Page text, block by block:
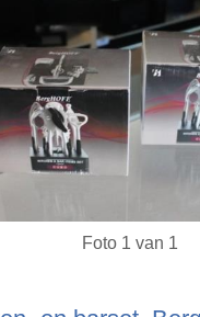
Foto 1 van 1